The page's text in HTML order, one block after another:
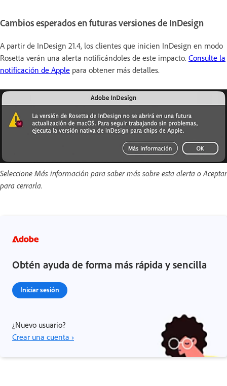
Cambios esperados en futuras versiones de InDesign
A partir de InDesign 21.4, los clientes que inicien InDesign en modo
Rosetta verán una alerta notificándoles de este impacto. Consulte la
notificación de Apple para obtener más detalles.
Seleccione Más información para saber más sobre esta alerta o Aceptar
para cerrarla.
Obtén ayuda de forma más rápida y sencilla
Iniciar sesión
¿Nuevo usuario?
Crear una cuenta ›